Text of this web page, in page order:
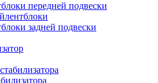
передней подвески
задней подвески